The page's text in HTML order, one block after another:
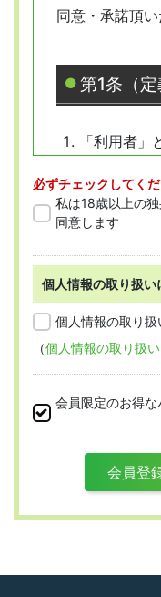
同意・承諾頂い
第1条（定
「利用者
「会員」と
をした人を
第2条 （
本規約は、す
ります。
第3条
必ずチェックしてく
私は18歳以上の
同意します
個人情報の取り扱い
個人情報の取り
（個人情報の取り扱
会員限定のお得
会員登